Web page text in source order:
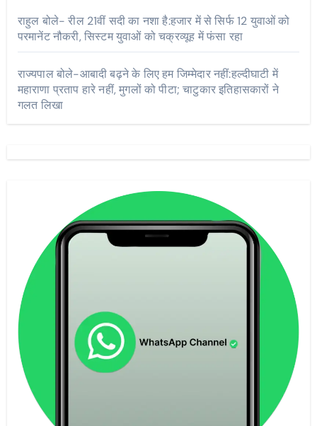
राहुल बोले- रील 21वीं सदी का नशा है:हजार में से सिर्फ 12 युवाओं को
परमानेंट नौकरी, सिस्टम युवाओं को चक्रव्यूह में फंसा रहा
राज्यपाल बोले-आबादी बढ़ने के लिए हम जिम्मेदार नहीं:हल्दीघाटी में
महाराणा प्रताप हारे नहीं, मुगलों को पीटा; चाटुकार इतिहासकारों ने
गलत लिखा